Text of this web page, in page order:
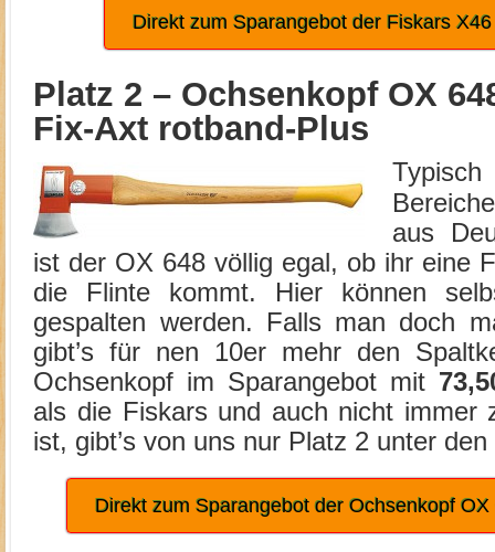
Direkt zum Sparangebot der Fiskars
Platz 2 – Ochsenkopf OX
Fix-Axt rotband-Plus
aus
ist der OX 648 völlig egal, ob ihr eine
die Flinte kommt. Hier können
gespalten werden. Falls man doch
gibt’s für nen 10er mehr den
Ochsenkopf im Sparangebot mit
als die Fiskars und auch nicht immer
ist, gibt’s von uns nur Platz 2 unter
Direkt zum Sparangebot der Ochsenkopf